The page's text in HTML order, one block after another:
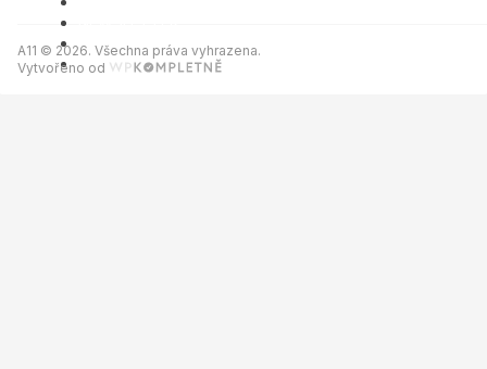
INZERCE
KONTAKTY
A11 © 2026. Všechna práva vyhrazena.
Vytvořeno od